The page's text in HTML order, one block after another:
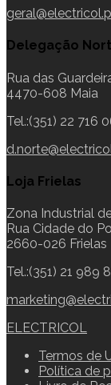
Delegação
Rua das
4470-608 Maia
Tel.:(351) 22 716
Loja Frielas
Zona Industrial
Rua Cidade do
2660-026 Frielas
Tel.:(351) 21 989
ELECTRICOL
Termos de
Política de